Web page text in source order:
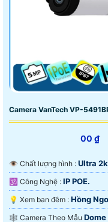
Camera VanTech VP-
00 ₫
👁 Chất lượng hình : Ultra
🕉️ Công Nghệ : IP POE.
💡 Xem ban đêm : Hồng
🕸️ Camera Theo Mẫu